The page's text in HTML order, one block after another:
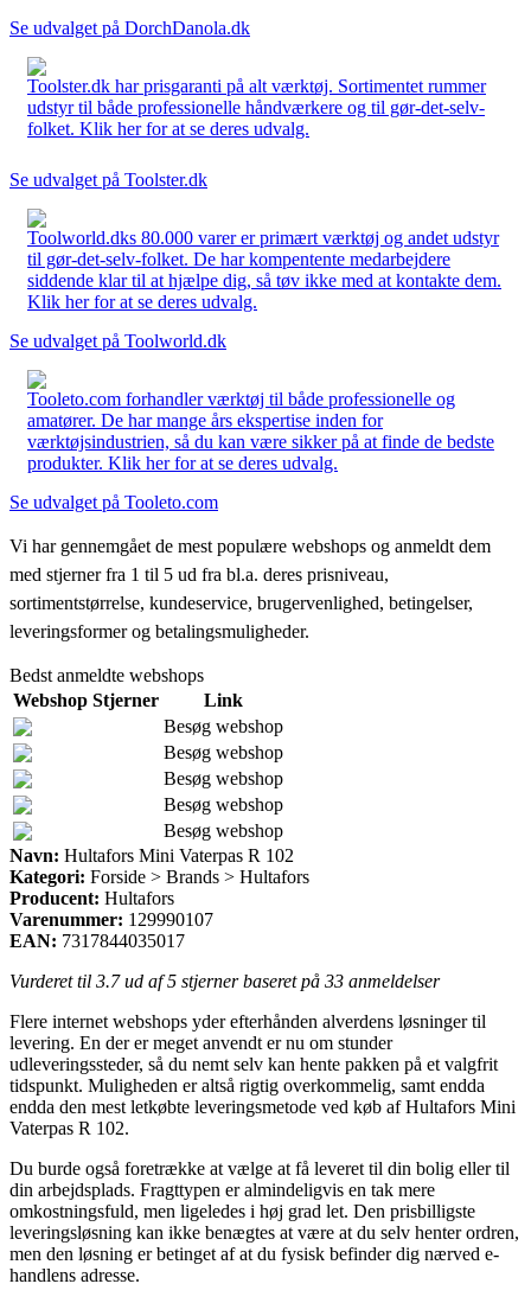
Se udvalget på DorchDanola.dk
Toolster.dk har prisgaranti på alt værktøj. Sortimentet rummer
udstyr til både professionelle håndværkere og til gør-det-selv-
folket. Klik her for at se deres udvalg.
Se udvalget på Toolster.dk
Toolworld.dks 80.000 varer er primært værktøj og andet udstyr
til gør-det-selv-folket. De har kompentente medarbejdere
siddende klar til at hjælpe dig, så tøv ikke med at kontakte dem.
Klik her for at se deres udvalg.
Se udvalget på Toolworld.dk
Tooleto.com forhandler værktøj til både professionelle og
amatører. De har mange års ekspertise inden for
værktøjsindustrien, så du kan være sikker på at finde de bedste
produkter. Klik her for at se deres udvalg.
Se udvalget på Tooleto.com
Vi har gennemgået de mest populære webshops og anmeldt dem
med stjerner fra 1 til 5 ud fra bl.a. deres prisniveau,
sortimentstørrelse, kundeservice, brugervenlighed, betingelser,
leveringsformer og betalingsmuligheder.
Bedst anmeldte webshops
Webshop Stjerner
Link
Besøg webshop
Besøg webshop
Besøg webshop
Besøg webshop
Besøg webshop
Navn: Hultafors Mini Vaterpas R 102
Kategori: Forside > Brands > Hultafors
Producent: Hultafors
Varenummer: 129990107
EAN: 7317844035017
Vurderet til 3.7ud af 5 stjerner baseret på 33 anmeldelser
Flere internet webshops yder efterhånden alverdens løsninger til
levering. En der er meget anvendt er nu om stunder
udleveringssteder, så du nemt selv kan hente pakken på et valgfrit
tidspunkt. Muligheden er altså rigtig overkommelig, samt endda
endda den mest letkøbte leveringsmetode ved køb af Hultafors Mini
Vaterpas R 102.
Du burde også foretrække at vælge at få leveret til din bolig eller til
din arbejdsplads. Fragttypen er almindeligvis en tak mere
omkostningsfuld, men ligeledes i høj grad let. Den prisbilligste
leveringsløsning kan ikke benægtes at være at du selv henter ordren,
men den løsning er betinget af at du fysisk befinder dig nærved e-
handlens adresse.